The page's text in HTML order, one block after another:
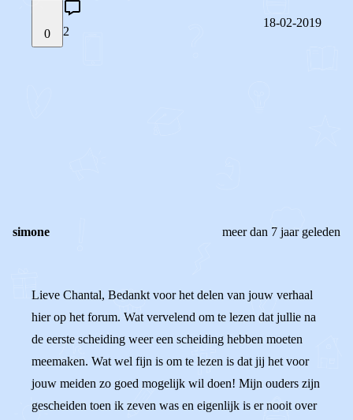
0 2
18-02-2019
simone meer dan 7 jaar geleden
Lieve Chantal, Bedankt voor het delen van jouw verhaal
hier op het forum. Wat vervelend om te lezen dat jullie na
de eerste scheiding weer een scheiding hebben moeten
meemaken. Wat wel fijn is om te lezen is dat jij het voor
jouw meiden zo goed mogelijk wil doen! Mijn ouders zijn
gescheiden toen ik zeven was en eigenlijk is er nooit over